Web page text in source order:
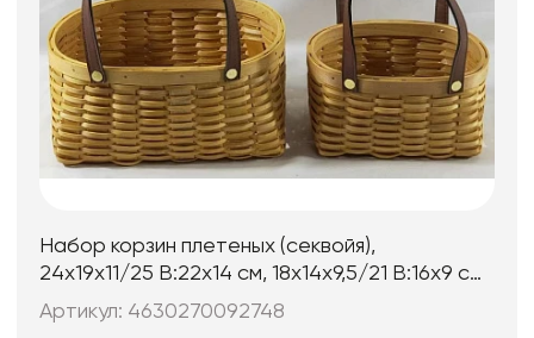
Набор корзин плетеных (секвойя),
24x19x11/25 B:22x14 см, 18x14x9,5/21 B:16x9 см,
2 шт., натур.
Артикул: 4630270092748